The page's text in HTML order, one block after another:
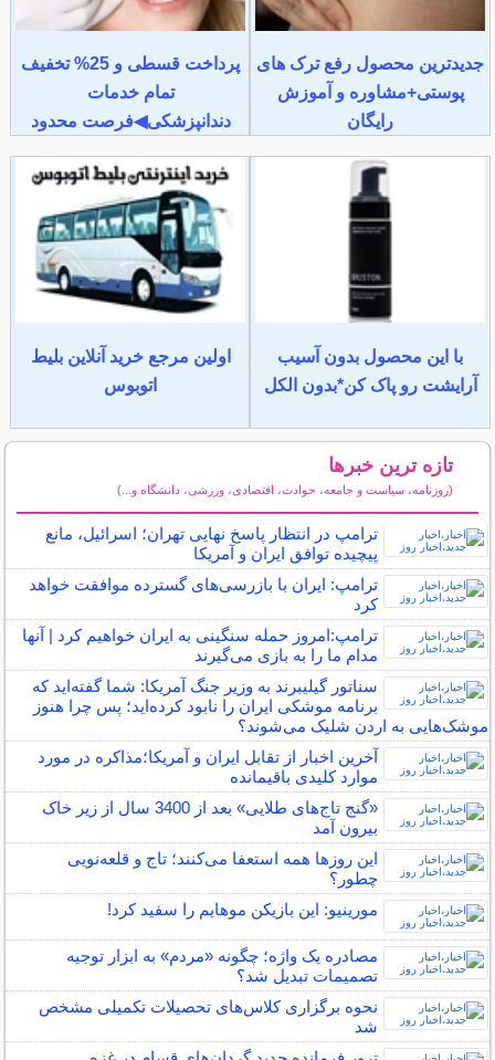
جدیدترین محصول رفع ترک های
پوستی+مشاوره و آموزش
رایگان
پرداخت قسطی و 25% تخفیف
تمام خدمات
دندانپزشکی◀فرصت محدود
با این محصول بدون آسیب
آرایشت رو پاک کن*بدون الکل
اولین مرجع خرید آنلاین بلیط
اتوبوس
تازه ترین خبرها
(روزنامه، سیاست و جامعه، حوادث، اقتصادی، ورزشی، دانشگاه و...)
ترامپ در انتظار پاسخ نهایی تهران؛ اسرائیل، مانع
پیچیده توافق ایران و آمریکا
ترامپ: ایران با بازرسی‌های گسترده موافقت خواهد
کرد
ترامپ:امروز حمله سنگینی به ایران خواهیم کرد | آنها
مدام ما را به بازی می‌گیرند
سناتور گیلیبرند به وزیر جنگ آمریکا: شما گفته‌اید که
برنامه موشکی ایران را نابود کرده‌اید؛ پس چرا هنوز
موشک‌هایی به اردن شلیک می‌شوند؟
آخرین اخبار از تقابل ایران و آمریکا؛مذاکره در مورد
موارد کلیدی باقیمانده
«گنج تاج‌های طلایی» بعد از 3400 سال از زیر خاک
بیرون آمد
این روزها همه استعفا می‌کنند؛ تاج و قلعه‌نویی
چطور؟
مورینیو: این بازیکن موهایم را سفید کرد!
مصادره یک واژه؛ چگونه «مردم» به ابزار توجیه
تصمیمات تبدیل شد؟
نحوه برگزاری کلاس‌های تحصیلات تکمیلی مشخص
شد